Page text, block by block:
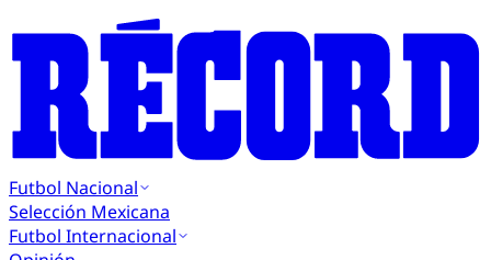
Futbol Nacional
Selección Mexicana
Futbol Internacional